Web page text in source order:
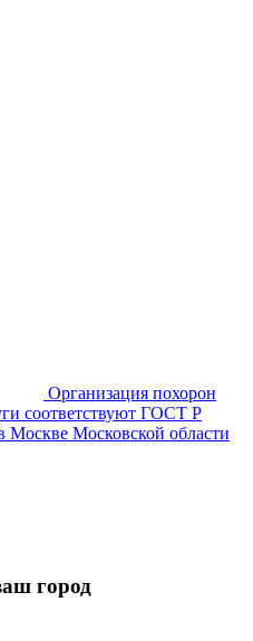
Организация похорон
соответствуют ГОСТ Р
Москве Московской области
город